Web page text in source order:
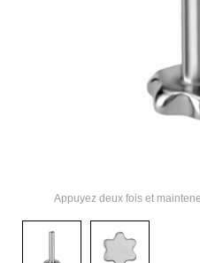
Appuyez deux fois et